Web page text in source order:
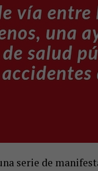
serie de